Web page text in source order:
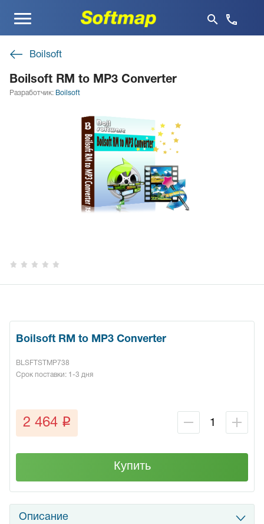
Меню
Boilsoft
Boilsoft RM to MP3 Converter
Разработчик: Boilsoft
Boilsoft RM to MP3 Converter
BLSFTSTMP738
Срок поставки: 1-3 дня
2 464 q
Купить
Описание